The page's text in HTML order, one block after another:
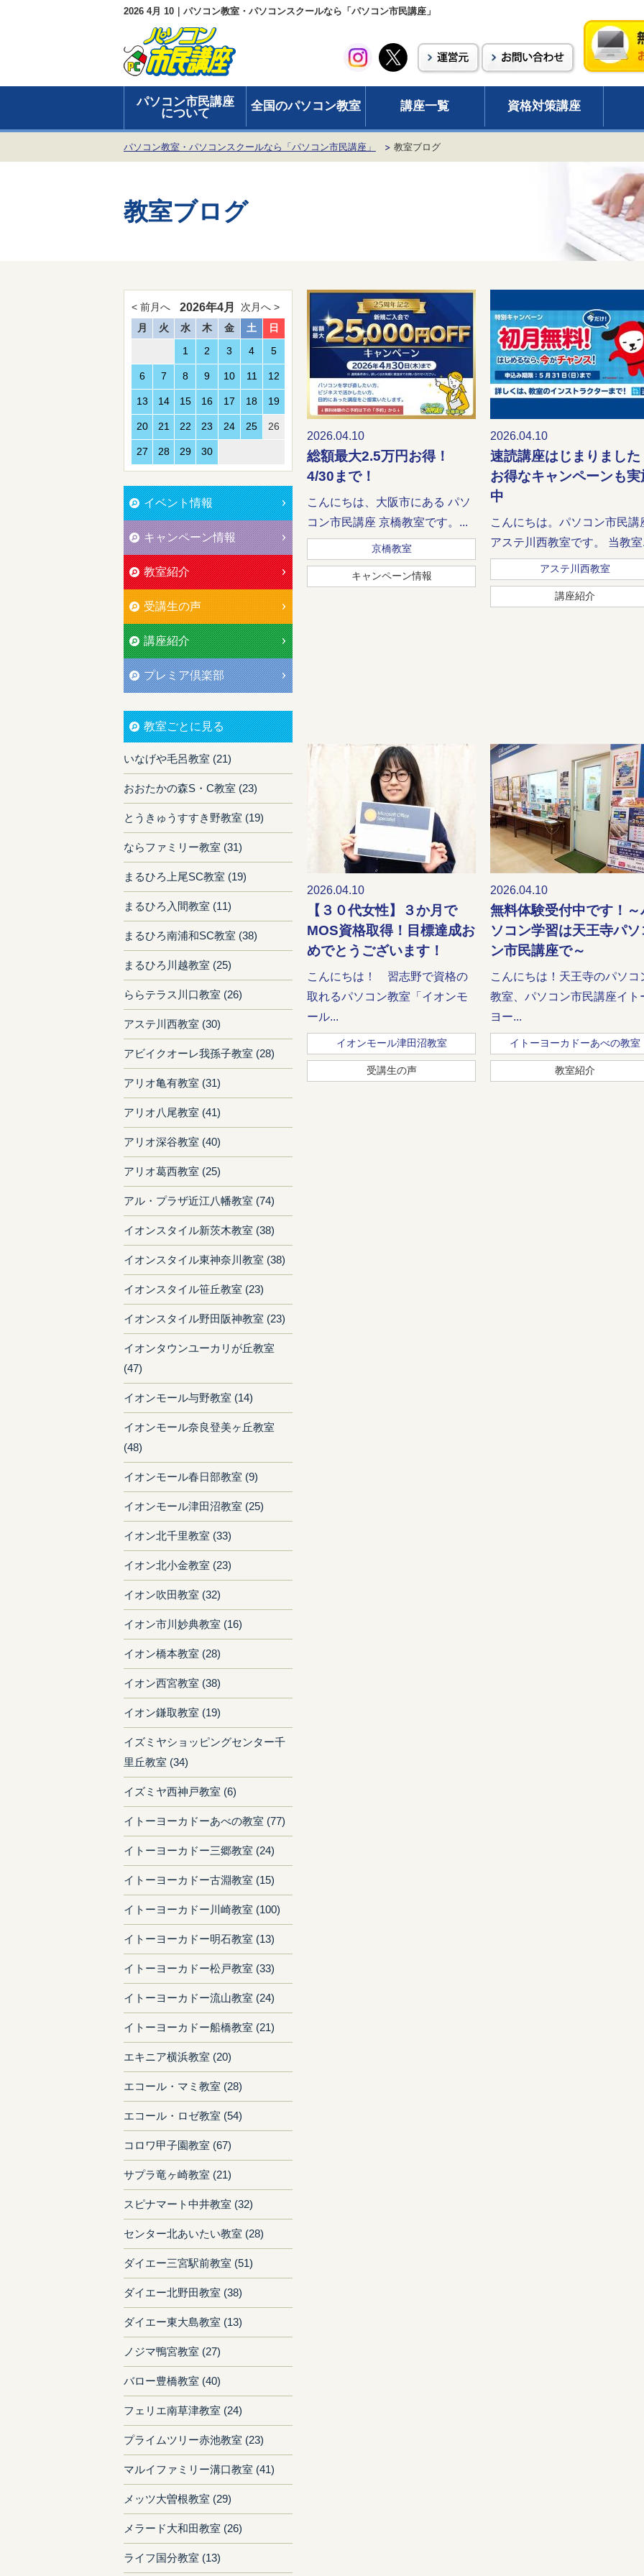
2026 4月 10｜パソコン教室・パソコンスクールなら「パソコン市民講座」
パソコン市民講座
について
全国のパソコン教室 講座一覧 資格対策講座
パソコン教室・パソコンスクールなら「パソコン市民講座」 教室ブログ
教室ブログ
2026.04.10
総額最大2.5万円お得！
4/30まで！
こんにちは、大阪市にある パソ
コン市民講座 京橋教室です。...
京橋教室
キャンペーン情報
2026.04.10
速読講座はじまりました
お得なキャンペーンも実
中
こんにちは。パソコン市民講
アステ川西教室です。 当教室
アステ川西教室
講座紹介
2026.04.10
【３０代女性】３か月で
MOS資格取得！目標達成お
めでとうございます！
こんにちは！ 習志野で資格の
取れるパソコン教室「イオンモ
ール...
イオンモール津田沼教室
受講生の声
2026.04.10
無料体験受付中です！～
ソコン学習は天王寺パソ
ン市民講座で～
こんにちは！天王寺のパソコ
教室、パソコン市民講座イト
ヨー...
イトーヨーカドーあべの教室
教室紹介
< 前月へ 2026年4月
次月へ >
月
火 水 木 金 土 日
1 2 3 4 5
6 7 8 9 10 11 12
13 14 15 16 17 18 19
20 21 22 23 24 25 26
27 28 29 30
イベント情報
キャンペーン情報
教室紹介
受講生の声
講座紹介
プレミア倶楽部
教室ごとに見る
いなげや毛呂教室 (21)
おおたかの森S・C教室 (23)
とうきゅうすすき野教室 (19)
ならファミリー教室 (31)
まるひろ上尾SC教室 (19)
まるひろ入間教室 (11)
まるひろ南浦和SC教室 (38)
まるひろ川越教室 (25)
ららテラス川口教室 (26)
アステ川西教室 (30)
アビイクオーレ我孫子教室 (28)
アリオ亀有教室 (31)
アリオ八尾教室 (41)
アリオ深谷教室 (40)
アリオ葛西教室 (25)
アル・プラザ近江八幡教室 (74)
イオンスタイル新茨木教室 (38)
イオンスタイル東神奈川教室 (38)
イオンスタイル笹丘教室 (23)
イオンスタイル野田阪神教室 (23)
イオンタウンユーカリが丘教室
(47)
イオンモール与野教室 (14)
イオンモール奈良登美ヶ丘教室
(48)
イオンモール春日部教室 (9)
イオンモール津田沼教室 (25)
イオン北千里教室 (33)
イオン北小金教室 (23)
イオン吹田教室 (32)
イオン市川妙典教室 (16)
イオン橋本教室 (28)
イオン西宮教室 (38)
イオン鎌取教室 (19)
イズミヤショッピングセンター千
里丘教室 (34)
イズミヤ西神戸教室 (6)
イトーヨーカドーあべの教室 (77)
イトーヨーカドー三郷教室 (24)
イトーヨーカドー古淵教室 (15)
イトーヨーカドー川崎教室 (100)
イトーヨーカドー明石教室 (13)
イトーヨーカドー松戸教室 (33)
イトーヨーカドー流山教室 (24)
イトーヨーカドー船橋教室 (21)
エキニア横浜教室 (20)
エコール・マミ教室 (28)
エコール・ロゼ教室 (54)
コロワ甲子園教室 (67)
サプラ竜ヶ崎教室 (21)
スピナマート中井教室 (32)
センター北あいたい教室 (28)
ダイエー三宮駅前教室 (51)
ダイエー北野田教室 (38)
ダイエー東大島教室 (13)
ノジマ鴨宮教室 (27)
バロー豊橋教室 (40)
フェリエ南草津教室 (24)
プライムツリー赤池教室 (23)
マルイファミリー溝口教室 (41)
メッツ大曽根教室 (29)
メラード大和田教室 (26)
ライフ国分教室 (13)